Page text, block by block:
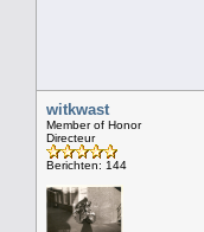
witkwast
Member of Honor
Directeur
Berichten: 144